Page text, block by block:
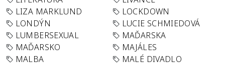
LIZA MARKLUND
LOCKDOWN
LONDÝN
LUCIE SCHMIEDOVÁ
LUMBERSEXUAL
MAĎARSKA
MAĎARSKO
MAJÁLES
MALBA
MALÉ DIVADLO